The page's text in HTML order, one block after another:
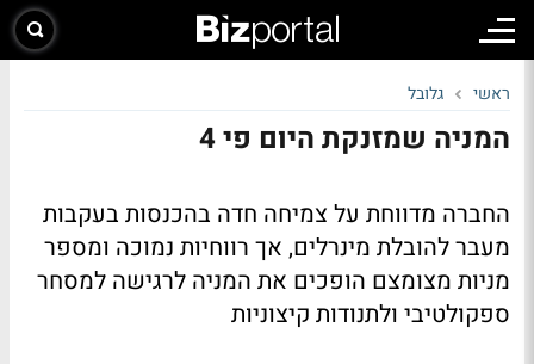
ראשי גלובל
המניה שמזנקת היום פי 4
החברה מדווחת על צמיחה חדה בהכנסות בעקבות
מעבר להובלת מינרלים, אך רווחיות נמוכה ומספר
מניות מצומצם הופכים את המניה לרגישה למסחר
ספקולטיבי ולתנודות קיצוניות